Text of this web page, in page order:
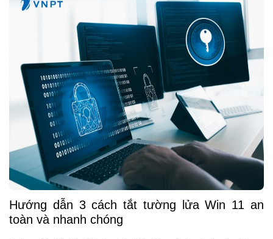
Hướng dẫn 3 cách tắt tường lửa Win 11 an
toàn và nhanh chóng